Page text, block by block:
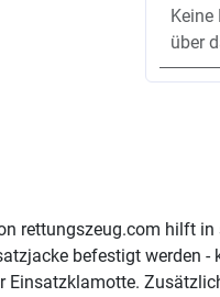
über
rettungszeug.com hilft
befestigt werden